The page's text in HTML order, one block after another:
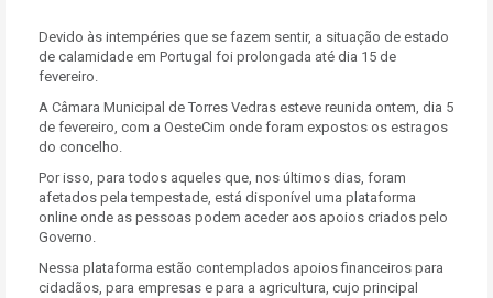
Devido às intempéries que se fazem sentir, a situação de estado
de calamidade em Portugal foi prolongada até dia 15 de
fevereiro.
A Câmara Municipal de Torres Vedras esteve reunida ontem, dia 5
de fevereiro, com a OesteCim onde foram expostos os estragos
do concelho.
Por isso, para todos aqueles que, nos últimos dias, foram
afetados pela tempestade, está disponível uma plataforma
online onde as pessoas podem aceder aos apoios criados pelo
Governo.
Nessa plataforma estão contemplados apoios financeiros para
cidadãos, para empresas e para a agricultura, cujo principal